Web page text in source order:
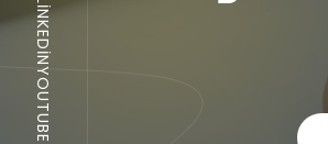
LINKEDIN
YOUTUBE